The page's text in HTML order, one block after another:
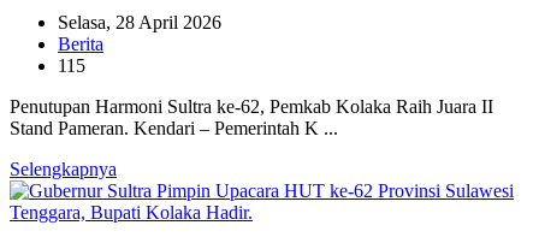
Selasa, 28 April 2026
Berita
115
Penutupan Harmoni Sultra ke-62, Pemkab Kolaka Raih Juara II
Stand Pameran. Kendari – Pemerintah K ...
Selengkapnya